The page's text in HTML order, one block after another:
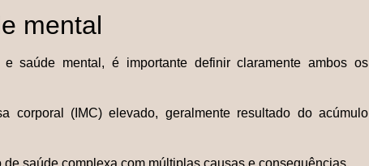
mental
saúde mental, é importante definir claramente ambos os
corporal (IMC) elevado, geralmente resultado do acúmulo